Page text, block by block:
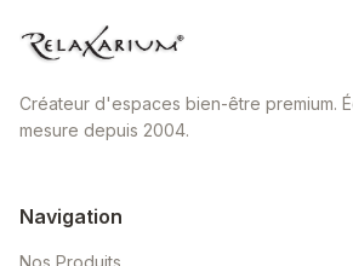
Créateur d'espaces bien-être premium.
mesure depuis 2004.
Navigation
Nos Produits